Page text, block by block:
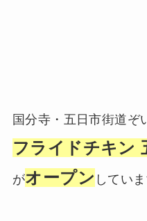
国分寺・五日市街道ぞ
フライドチキン
がオープン していま